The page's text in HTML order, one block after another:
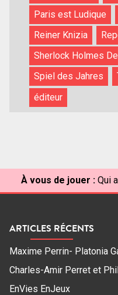
Paris est Ludique
Reiner Knizia
Sherlock Holmes
Spiel des Jahres
éditeur
À vous de jouer : Qui
ARTICLES RÉCENTS
Maxime Perrin- Platonia
Charles-Amir Perret et
EnVies EnJeux